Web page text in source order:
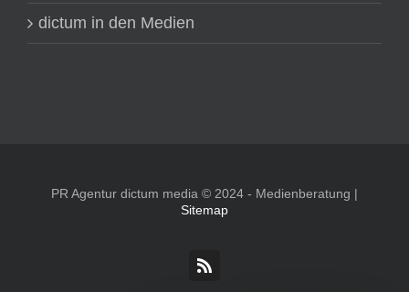
dictum in den Medien
PR Agentur dictum media © 2024 - Medienberatung |
Sitemap
Rss